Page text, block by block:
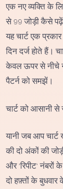
एक नए व्यक्ति के
से 99 जोड़ी कैसे पढ़ें
यह चार्ट एक
दिन दर्ज होते हैं।
केवल ऊपर से नीचे
पैटर्न को समझें।
चार्ट को आसानी
यानी जब आप
की दो अंकों की
और 'रिपीट' नंबरों
दो हफ़्तों के